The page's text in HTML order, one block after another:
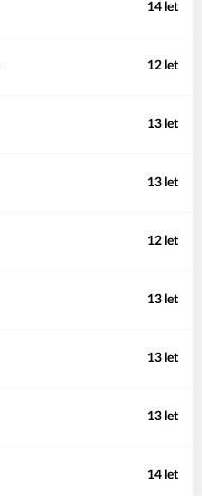
14 let
12 let
13 let
13 let
12 let
13 let
13 let
13 let
14 let